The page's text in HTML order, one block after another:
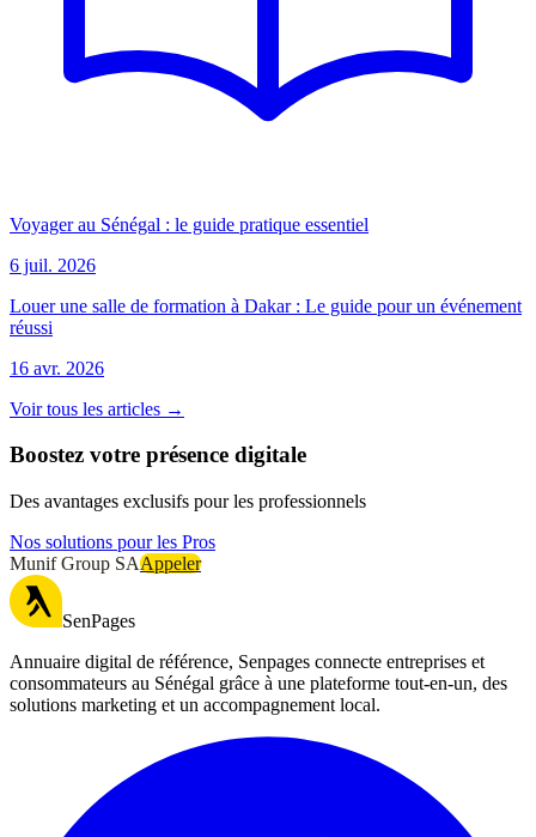
Voyager au Sénégal : le guide pratique essentiel
6 juil. 2026
Louer une salle de formation à Dakar : Le guide pour un événement
réussi
16 avr. 2026
Voir tous les articles →
Boostez votre présence digitale
Des avantages exclusifs pour les professionnels
Nos solutions pour les Pros
Munif Group SAAppeler
SenPages
Annuaire digital de référence, Senpages connecte entreprises et
consommateurs au Sénégal grâce à une plateforme tout-en-un, des
solutions marketing et un accompagnement local.